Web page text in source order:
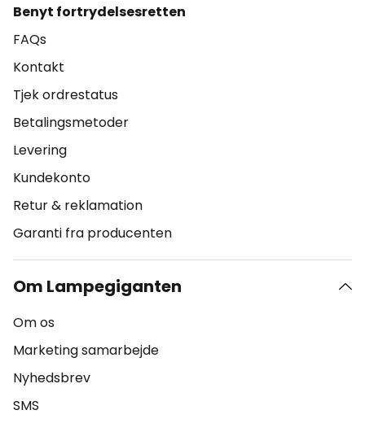
Benyt fortrydelsesretten
FAQs
Kontakt
Tjek ordrestatus
Betalingsmetoder
Levering
Kundekonto
Retur & reklamation
Garanti fra producenten
Om Lampegiganten
Om os
Marketing samarbejde
Nyhedsbrev
SMS